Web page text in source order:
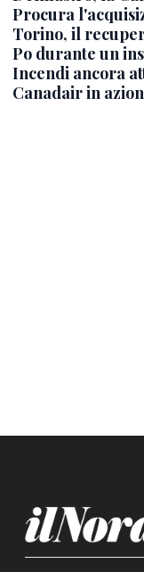
Procura
Torino, il
Po durante un
Incendi ancora
Canadair in